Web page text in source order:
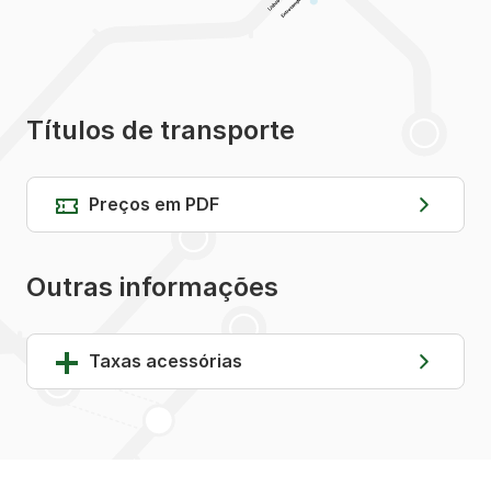
Títulos de transporte
Preços em PDF
Outras informações
Taxas acessórias